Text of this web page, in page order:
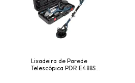
Lixadeira de Parede
Telescópica PDR E488S